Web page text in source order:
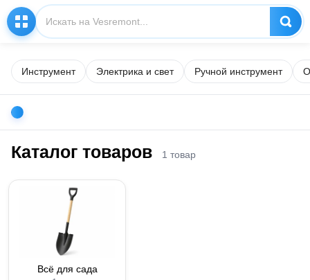
Инструмент Электрика и свет Ручной инструмент
Каталог товаров 1 товар
Всё для сада